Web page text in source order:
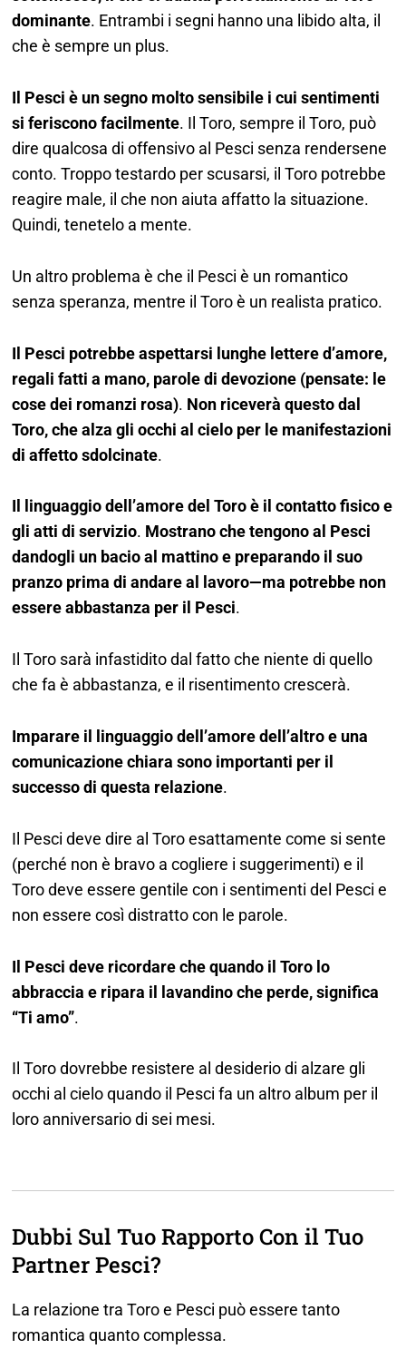
dominante. Entrambi i segni hanno una libido alta, il
che è sempre un plus.
Il Pesci è un segno molto sensibile i cui sentimenti
si feriscono facilmente. Il Toro, sempre il Toro, può
dire qualcosa di offensivo al Pesci senza rendersene
conto. Troppo testardo per scusarsi, il Toro potrebbe
reagire male, il che non aiuta affatto la situazione.
Quindi, tenetelo a mente.
Un altro problema è che il Pesci è un romantico
senza speranza, mentre il Toro è un realista pratico.
Il Pesci potrebbe aspettarsi lunghe lettere d’amore,
regali fatti a mano, parole di devozione (pensate: le
cose dei romanzi rosa). Non riceverà questo dal
Toro, che alza gli occhi al cielo per le manifestazioni
di affetto sdolcinate.
Il linguaggio dell’amore del Toro è il contatto fisico e
gli atti di servizio. Mostrano che tengono al Pesci
dandogli un bacio al mattino e preparando il suo
pranzo prima di andare al lavoro—ma potrebbe non
essere abbastanza per il Pesci.
Il Toro sarà infastidito dal fatto che niente di quello
che fa è abbastanza, e il risentimento crescerà.
Imparare il linguaggio dell’amore dell’altro e una
comunicazione chiara sono importanti per il
successo di questa relazione.
Il Pesci deve dire al Toro esattamente come si sente
(perché non è bravo a cogliere i suggerimenti) e il
Toro deve essere gentile con i sentimenti del Pesci e
non essere così distratto con le parole.
Il Pesci deve ricordare che quando il Toro lo
abbraccia e ripara il lavandino che perde, significa
“Ti amo”.
Il Toro dovrebbe resistere al desiderio di alzare gli
occhi al cielo quando il Pesci fa un altro album per il
loro anniversario di sei mesi.
Dubbi Sul Tuo Rapporto Con il Tuo
Partner Pesci?
La relazione tra Toro e Pesci può essere tanto
romantica quanto complessa.